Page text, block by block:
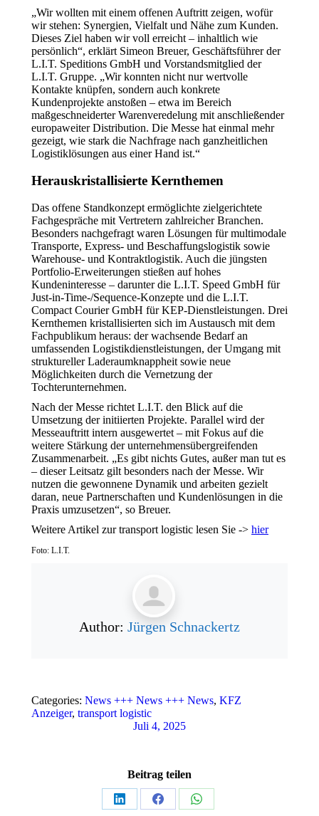
„Wir wollten mit einem offenen Auftritt zeigen, wofür
wir stehen: Synergien, Vielfalt und Nähe zum Kunden.
Dieses Ziel haben wir voll erreicht – inhaltlich wie
persönlich“, erklärt Simeon Breuer, Geschäftsführer der
L.I.T. Speditions GmbH und Vorstandsmitglied der
L.I.T. Gruppe. „Wir konnten nicht nur wertvolle
Kontakte knüpfen, sondern auch konkrete
Kundenprojekte anstoßen – etwa im Bereich
maßgeschneiderter Warenveredelung mit anschließender
europaweiter Distribution. Die Messe hat einmal mehr
gezeigt, wie stark die Nachfrage nach ganzheitlichen
Logistiklösungen aus einer Hand ist.“
Herauskristallisierte Kernthemen
Das offene Standkonzept ermöglichte zielgerichtete
Fachgespräche mit Vertretern zahlreicher Branchen.
Besonders nachgefragt waren Lösungen für multimodale
Transporte, Express- und Beschaffungslogistik sowie
Warehouse- und Kontraktlogistik. Auch die jüngsten
Portfolio-Erweiterungen stießen auf hohes
Kundeninteresse – darunter die L.I.T. Speed GmbH für
Just-in-Time-/Sequence-Konzepte und die L.I.T.
Compact Courier GmbH für KEP-Dienstleistungen. Drei
Kernthemen kristallisierten sich im Austausch mit dem
Fachpublikum heraus: der wachsende Bedarf an
umfassenden Logistikdienstleistungen, der Umgang mit
struktureller Laderaumknappheit sowie neue
Möglichkeiten durch die Vernetzung der
Tochterunternehmen.
Nach der Messe richtet L.I.T. den Blick auf die
Umsetzung der initiierten Projekte. Parallel wird der
Messeauftritt intern ausgewertet – mit Fokus auf die
weitere Stärkung der unternehmensübergreifenden
Zusammenarbeit. „Es gibt nichts Gutes, außer man tut es
– dieser Leitsatz gilt besonders nach der Messe. Wir
nutzen die gewonnene Dynamik und arbeiten gezielt
daran, neue Partnerschaften und Kundenlösungen in die
Praxis umzusetzen“, so Breuer.
Weitere Artikel zur transport logistic lesen Sie -> hier
Foto: L.I.T.
Author: Jürgen Schnackertz
Categories: News +++ News +++ News, KFZ
Anzeiger, transport logistic
Juli 4, 2025
Beitrag teilen